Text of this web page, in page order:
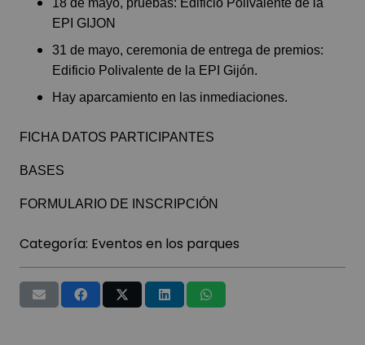
EPI GIJON
31 de mayo, ceremonia de entrega de premios:
Edificio Polivalente de la EPI Gijón.
Hay aparcamiento en las inmediaciones.
FICHA DATOS PARTICIPANTES
BASES
FORMULARIO DE INSCRIPCIÓN
Categoría: Eventos en los parques